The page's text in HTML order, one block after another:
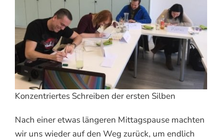
Konzentriertes Schreiben der ersten Silben
Nach einer etwas längeren Mittagspause machten
wir uns wieder auf den Weg zurück, um endlich